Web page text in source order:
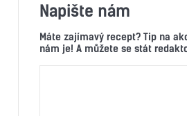
Napište nám
Máte zajímavý recept? Tip na
nám je! A můžete se stát